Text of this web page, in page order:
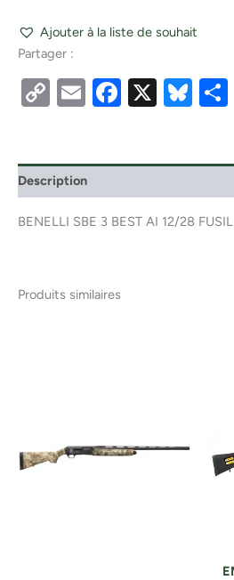
Ajouter à la liste de souhait
Partager :
CopyEmailFacebook
X
Description
BENELLI SBE 3 BEST AI 12/28
Produits similaires